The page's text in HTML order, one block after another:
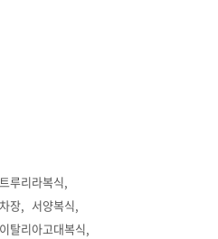
루리라복식
장
서양복식
이탈리아고대복식